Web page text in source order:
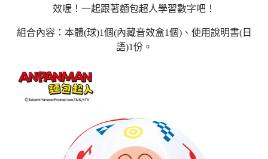
效喔！一起跟著麵包超人學習數字吧！
組合內容：本體(球)1個(內藏音效盒1個)、使用說明書(日
語)1份。